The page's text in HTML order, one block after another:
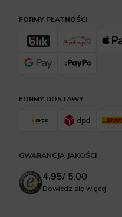
FORMY DOSTAWY
FORMY PŁATNOŚCI
GWARANCJA JAKOŚCI
4.95/ 5.00
Dowiedz się więcej